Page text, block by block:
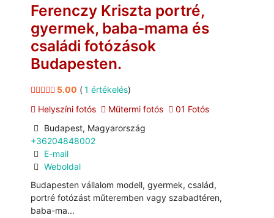
Ferenczy Kriszta portré,
gyermek, baba-mama és
családi fotózások
Budapesten.
5.00 (1 értékelés)
Helyszíni fotós
Műtermi fotós
01 Fotós
Budapest, Magyarország
+36204848002
E-mail
Weboldal
Budapesten vállalom modell, gyermek, család,
portré fotózást műteremben vagy szabadtéren,
baba-ma...